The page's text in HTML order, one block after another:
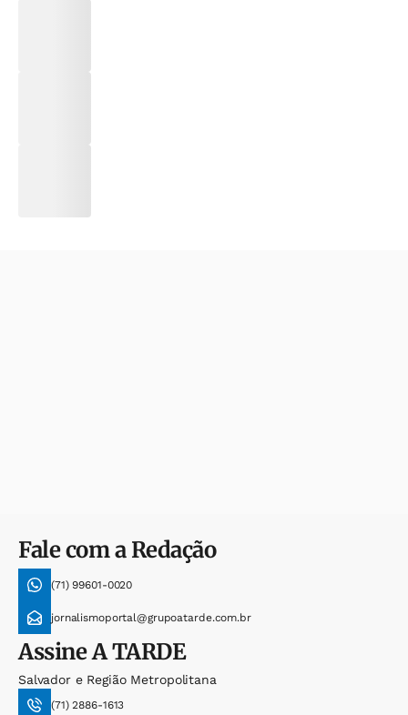
Fale com a Redação
(71) 99601-0020
jornalismoportal@grupoatarde.com.br
AssineA TARDE
Salvador e Região Metropolitana
(71) 2886-1613